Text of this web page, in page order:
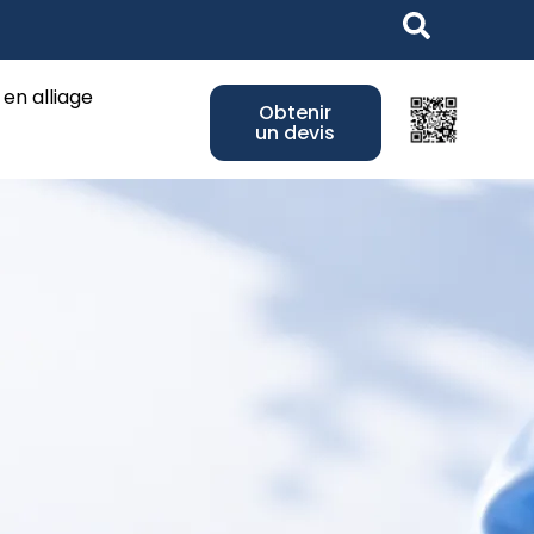
Jewelry
en alliage
Obtenir
un devis